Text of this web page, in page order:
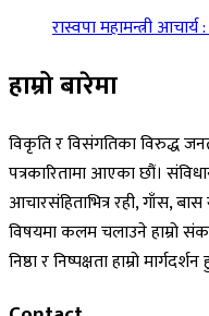
रास्वपा महामन्त्री
हाम्रो बारेमा
विकृति र विसंगतिका विरुद्ध
पत्रकारितामा आएका छौं।
आचारसंहिताभित्र रही, गाँस,
विषयमा कलम चलाउने हाम्रो
निष्ठा र निष्पक्षता हाम्रो
Contact